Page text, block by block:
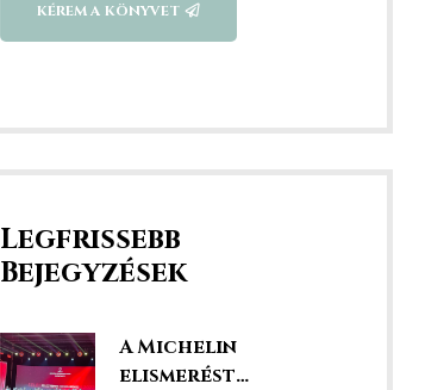
KÉREM A KÖNYVET
Legfrissebb
Bejegyzések
A Michelin
elismerést